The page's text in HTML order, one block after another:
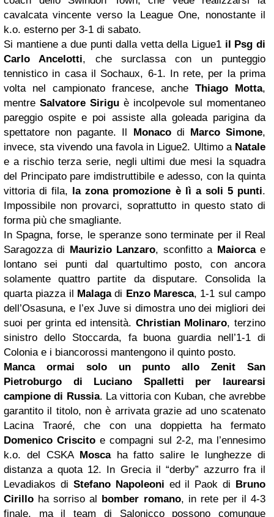
cavalcata vincente verso la League One, nonostante il
k.o. esterno per 3-1 di sabato.
Si mantiene a due punti dalla vetta della Ligue1 il Psg di
Carlo Ancelotti, che surclassa con un punteggio
tennistico in casa il Sochaux, 6-1. In rete, per la prima
volta nel campionato francese, ancheThiago Motta,
mentre Salvatore Sirigu è incolpevole sul momentaneo
pareggio ospite e poi assiste alla goleada parigina da
spettatore non pagante. Il Monacodi Marco Simone,
invece, sta vivendo una favola in Ligue2. Ultimo a Natale
e a rischio terza serie, negli ultimi due mesi la squadra
del Principato pare imdistruttibile e adesso, con la quinta
vittoria di fila, la zona promozione è lì a soli 5 punti.
Impossibile non provarci, soprattutto in questo stato di
forma più che smagliante.
In Spagna, forse, le speranze sono terminate per il Real
Saragozza di Maurizio Lanzaro, sconfitto a Maiorcae
lontano sei punti dal quartultimo posto, con ancora
solamente quattro partite da disputare. Consolida la
quarta piazza il Malagadi Enzo Maresca, 1-1 sul campo
dell’Osasuna, e l’ex Juve si dimostra uno dei migliori dei
suoi per grinta ed intensità. Christian Molinaro, terzino
sinistro dello Stoccarda, fa buona guardia nell’1-1 di
Colonia e i biancorossi mantengono il quinto posto.
Manca ormai solo un punto allo Zenit San
Pietroburgo di Luciano Spalletti per laurearsi
campione di Russia. La vittoria con Kuban, che avrebbe
garantito il titolo, non è arrivata grazie ad uno scatenato
Lacina Traoré, che con una doppietta ha fermato
Domenico Criscito e compagni sul 2-2, ma l’ennesimo
k.o. del CSKA Moscaha fatto salire le lunghezze di
distanza a quota 12. In Grecia il “derby” azzurro fra il
Levadiakos di Stefano Napoleoni ed il Paok di Bruno
Cirillo ha sorriso al bomber romano, in rete per il 4-3
finale, ma il team di Salonicco possono comunque